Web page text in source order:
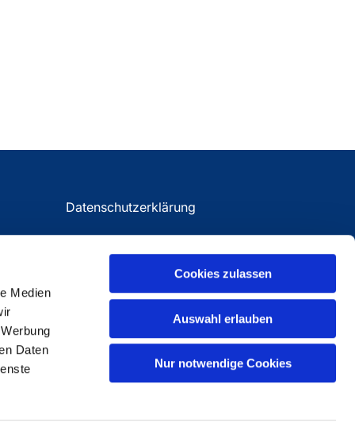
Medien
Daten
Cookies zulassen
Auswahl erlauben
Nur notwendige Cookies
Datenschutzerklärung
Impressum